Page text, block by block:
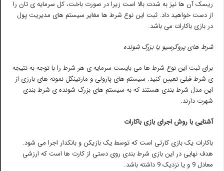
ریسک آن ها نیز به شدت بالا است زیرا در صورت باخت، کل سرمایه ی تان را
از دست خواهید داد. ثبت این نوع شرط ها مغایر سیستم های مدیریت پول
در بازی باکارات می باشد.
شرط های پروگرسیو یا بزرگ شونده
برای ثبت این نوع شرط ها می بایست سرمایه ی هر شرط را با توجه به نتیجه
ی شرط قبلی تعیین کنید. سیستم های پارولی و مارتینگل نمونه های بارزی از
این مدل شرط بندی هستند که به سیستم های بزرگ شونده ی شرط بندی
شهرت دارند.
آشنایی با روش اجرای بازی باکارات
باکارات یک بازی کارتی است که توسط یک بازیکن و بانکدار اجرا می شود.
هدف نهایی در این بازی شرط بندی روی دستی از کارت ها است که ارزشی
معادل 9 و یا نزدیک 9 داشته باشد.